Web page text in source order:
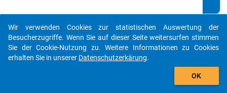
der
Stu
die
auto_stories
add_shopping_cart
Wir verwenden Cookies zur statistischen Auswertung der
Besucherzugriffe. Wenn Sie auf dieser Seite weitersurfen stimmen
Sie der Cookie-Nutzung zu. Weitere Informationen zu Cookies
erhalten Sie in unserer Datenschutzerkärung.
OK